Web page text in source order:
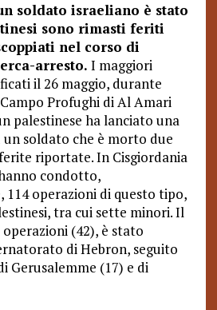
soldato israeliano è stato
sono rimasti feriti
nel corso di
arresto. I maggiori
il 26 maggio, durante
Profughi di Al Amari
palestinese ha lanciato una
soldato che è morto due
riportate. In Cisgiordania
condotto,
114 operazioni di questo tipo,
tra cui sette minori. Il
(42), è stato
di Hebron, seguito
Gerusalemme (17) e di